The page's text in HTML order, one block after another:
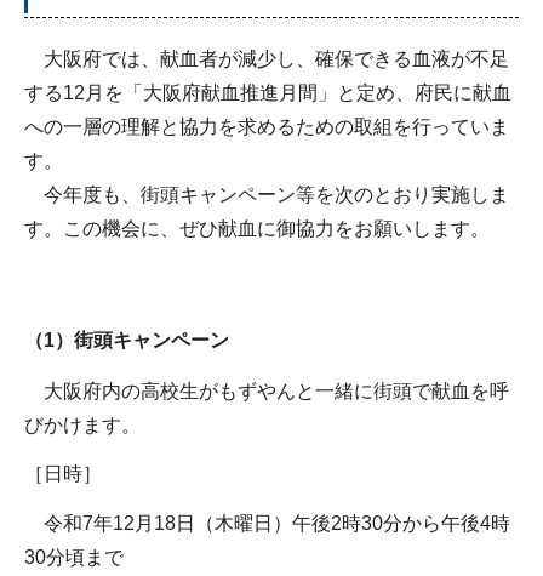
大阪府では、献血者が減少し、確保できる血液が不足
する12月を「大阪府献血推進月間」と定め、府民に献血
への一層の理解と協力を求めるための取組を行っていま
す。
今年度も、街頭キャンペーン等を次のとおり実施しま
す。この機会に、ぜひ献血に御協力をお願いします。
（1）街頭キャンペーン
大阪府内の高校生がもずやんと一緒に街頭で献血を呼
びかけます。
［日時］
令和7年12月18日（木曜日）午後2時30分から午後4時
30分頃まで